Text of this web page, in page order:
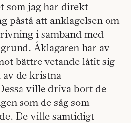
som jag har direkt
påstå att anklagelsen om
i samband med
Åklagaren har av
bättre vetande låtit sig
av de kristna
ville driva bort de
som de såg som
De ville samtidigt